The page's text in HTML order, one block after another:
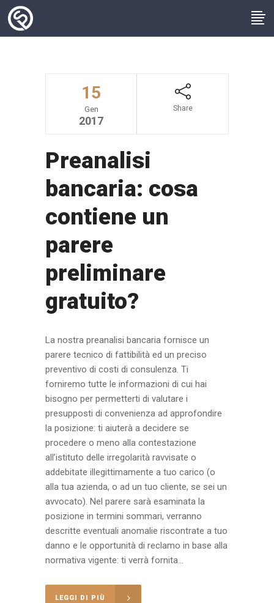
15
Gen
2017
Share
Preanalisi
bancaria: cosa
contiene un
parere
preliminare
gratuito?
La nostra preanalisi bancaria fornisce un
parere tecnico di fattibilità ed un preciso
preventivo di costi di consulenza. Ti
forniremo tutte le informazioni di cui hai
bisogno per permetterti di valutare i
presupposti di convenienza ad approfondire
la posizione: ti aiuterà a decidere se
procedere o meno alla contestazione
all’istituto delle irregolarità ravvisate o
addebitate illegittimamente a tuo carico (o
alla tua azienda, o ad un tuo cliente, se sei un
avvocato). Nel parere sarà esaminata la
posizione in termini sommari, verranno
descritte eventuali anomalie riscontrate a tuo
danno e le opportunità di reclamo in base alla
normativa vigente: ti verrà fornita...
LEGGI DI PIÙ